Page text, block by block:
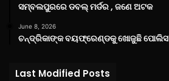
ସମ୍ବଲପୁରରେ ଡବଲ୍ ମର୍ଡର , ଜଣେ ଅଟକ
June 8, 2026
ଚନ୍ଦ୍ରିକାଙ୍କ ବୟଫ୍ରେଣ୍ଡକୁ ଖୋଜୁଛି ପୋଲିସ
Last Modified Posts